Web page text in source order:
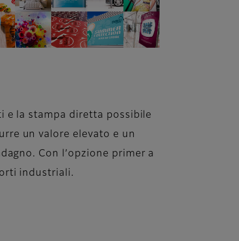
e la stampa diretta possibile
un valore elevato e un
Con l’opzione primer a
industriali.